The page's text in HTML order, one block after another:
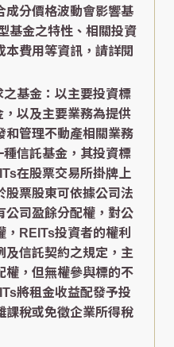
成分價格波動會影響基
基金之特性、相關投資
本費用等資訊，請詳閱
基金：以主要投資標
以及主要業務為提供
和管理不動產相關業務
信託基金，其投資標
在股票交易所掛牌上
股票股東可依據公司法
公司盈餘分配權，對公
REITs投資者的權利
及信託契約之規定，主
權，但無權參與標的不
將租金收益配發予投
課稅或免徵企業所得稅